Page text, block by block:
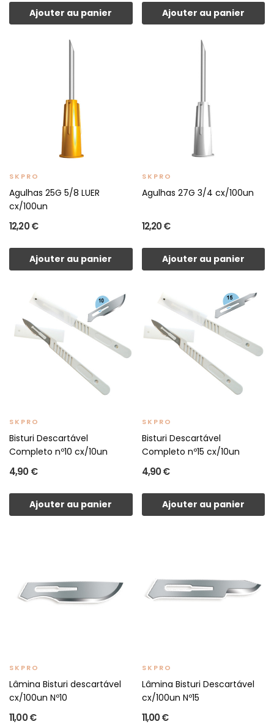
Ajouter au panier Ajouter au panier
SKPRO
Agulhas 25G 5/8 LUER
cx/100un
12,20 €
Ajouter au panier
SKPRO
Agulhas 27G 3/4 cx/100un
12,20 €
Ajouter au panier
SKPRO
Bisturi Descartável
Completo nº10 cx/10un
4,90 €
Ajouter au panier
SKPRO
Bisturi Descartável
Completo nº15 cx/10un
4,90 €
Ajouter au panier
SKPRO
Lâmina Bisturi descartável
cx/100un Nº10
11,00 €
SKPRO
Lâmina Bisturi Descartável
cx/100un Nº15
11,00 €